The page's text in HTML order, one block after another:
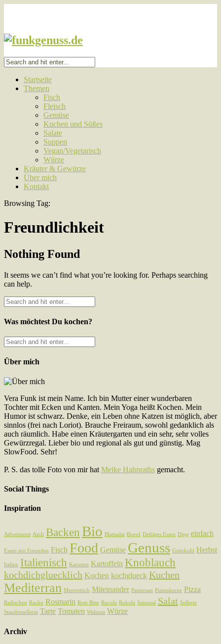
Startseite
Themen
Fisch
Fleisch
Gemüse
Kuchen und Süßes
Salate
Suppen
Vegan/Vegetarisch
Würze
Kräuter & Gewürze
Über mich
Kontakt
Browsing Tag:
Freundlichkeit
Nothing Found
It seems we can’t find what you’re looking for. Perhaps searching
can help.
Was möchtest Du kochen?
Über mich
Vera Funk ist mein Name. Ich bin Mutter einer wunderbaren
Tochter mit Ecken und Kanten. Mein Yoga heißt Kochen. Mein
Humor ist schwarz. Denke, ein Leben ohne Katzen ist möglich, aber
sinnlos (frei nach Loriot). Brauche Freiraum, sowohl gedanklich als
auch räumlich. Habe einen Kräutergarten und ein sehr, sehr volles
Gewürzregal. Lieber bio und regional als gut und günstig. Mag
SlowFood. Sehr!
P. S. das tolle Foto von mir hat Meike Hahnraths gemacht.
Social Things
Inspiration
Adventszeit Aioli Backen Bio Blattsalat Boeuf Deftiges Essen Dipp einfach
Essen mit Freunden Fisch Food Gemüse Genuss Grünkohl Herbst
Italien Italienisch Karotten Kartoffeln Knoblauch
kochdichgluecklich Kochen kochglueck Kuchen
Mediterran Meerrettich Miteinander Parmesan Pinienkerne Pizza
Radischen Rauke Rosmarin Rote Bete Rucola Rukola Saisonal Salat Sellerie
Staudensellerie Tarte Tomaten Walnuss Würze
Archiv